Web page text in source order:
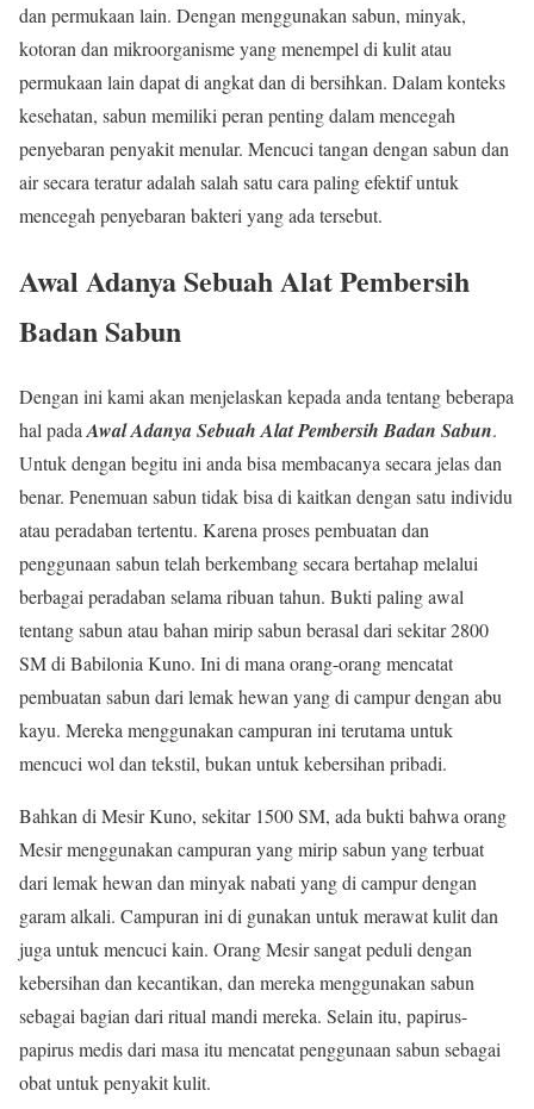
dan permukaan lain. Dengan menggunakan sabun, minyak,
kotoran dan mikroorganisme yang menempel di kulit atau
permukaan lain dapat di angkat dan di bersihkan. Dalam konteks
kesehatan, sabun memiliki peran penting dalam mencegah
penyebaran penyakit menular. Mencuci tangan dengan sabun dan
air secara teratur adalah salah satu cara paling efektif untuk
mencegah penyebaran bakteri yang ada tersebut.
Awal Adanya Sebuah Alat Pembersih
Badan Sabun
Dengan ini kami akan menjelaskan kepada anda tentang beberapa
hal pada Awal Adanya Sebuah Alat Pembersih Badan Sabun.
Untuk dengan begitu ini anda bisa membacanya secara jelas dan
benar. Penemuan sabun tidak bisa di kaitkan dengan satu individu
atau peradaban tertentu. Karena proses pembuatan dan
penggunaan sabun telah berkembang secara bertahap melalui
berbagai peradaban selama ribuan tahun. Bukti paling awal
tentang sabun atau bahan mirip sabun berasal dari sekitar 2800
SM di Babilonia Kuno. Ini di mana orang-orang mencatat
pembuatan sabun dari lemak hewan yang di campur dengan abu
kayu. Mereka menggunakan campuran ini terutama untuk
mencuci wol dan tekstil, bukan untuk kebersihan pribadi.
Bahkan di Mesir Kuno, sekitar 1500 SM, ada bukti bahwa orang
Mesir menggunakan campuran yang mirip sabun yang terbuat
dari lemak hewan dan minyak nabati yang di campur dengan
garam alkali. Campuran ini di gunakan untuk merawat kulit dan
juga untuk mencuci kain. Orang Mesir sangat peduli dengan
kebersihan dan kecantikan, dan mereka menggunakan sabun
sebagai bagian dari ritual mandi mereka. Selain itu, papirus-
papirus medis dari masa itu mencatat penggunaan sabun sebagai
obat untuk penyakit kulit.